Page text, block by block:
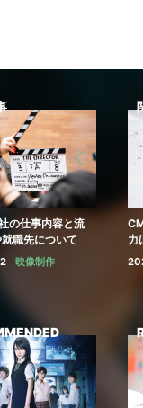
連記事
プランナーの仕事内容や魅
？ 適性や年収について
映像制作
RECOMMENDED